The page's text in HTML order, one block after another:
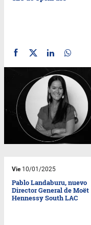
Vie10/01/2025
Pablo Landaburu, nuevo
Director General de Moët
Hennessy South LAC